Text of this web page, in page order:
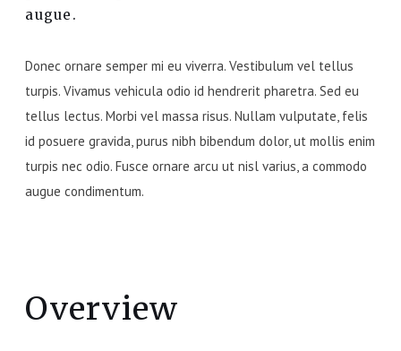
augue.
Donec ornare semper mi eu viverra. Vestibulum vel tellus
turpis. Vivamus vehicula odio id hendrerit pharetra. Sed eu
tellus lectus. Morbi vel massa risus. Nullam vulputate, felis
id posuere gravida, purus nibh bibendum dolor, ut mollis enim
turpis nec odio. Fusce ornare arcu ut nisl varius, a commodo
augue condimentum.
Overview